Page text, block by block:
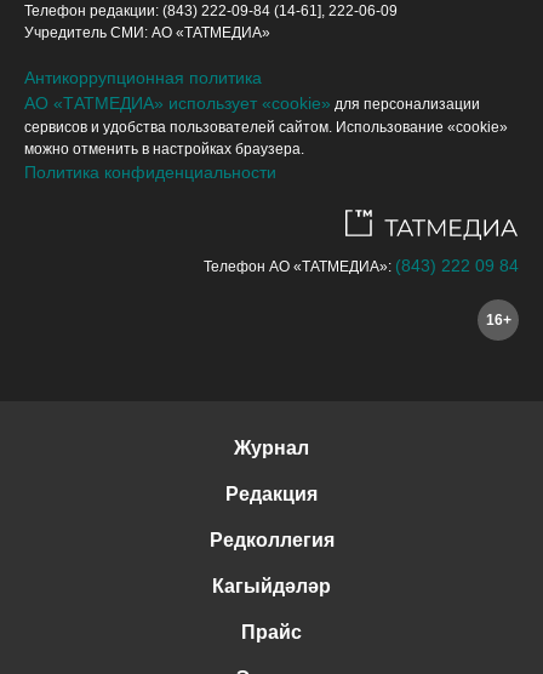
Телефон редакции: (843) 222-09-84 (14-61], 222-06-09
Учредитель СМИ: АО «ТАТМЕДИА»
Антикоррупционная политика
АО «ТАТМЕДИА» использует «cookie» для персонализации
сервисов и удобства пользователей сайтом. Использование «cookie»
можно отменить в настройках браузера.
Политика конфиденциальности
Телефон АО «ТАТМЕДИА»: (843) 222 09 84
16+
Журнал
Редакция
Редколлегия
Кагыйдәләр
Прайс